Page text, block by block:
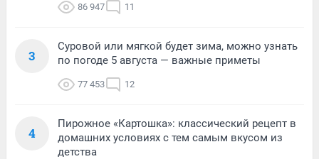
86 947 11
3
Суровой или мягкой будет зима, можно узнать
по погоде 5 августа — важные приметы
77 453 12
4
Пирожное «Картошка»: классический рецепт в
домашних условиях с тем самым вкусом из
детства